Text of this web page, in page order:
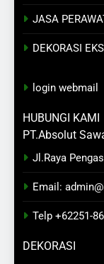
JASA
DEKORASI
login webmail
HUBUNGI KAMI
PT.Absolut
Jl.Raya
Email:
Telp +62251-
DEKORASI